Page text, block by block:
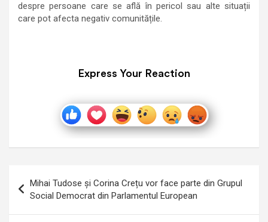
despre persoane care se află în pericol sau alte situații
care pot afecta negativ comunitățile.
Express Your Reaction
în
articole
Mihai Tudose și Corina Crețu vor face parte din Grupul
Social Democrat din Parlamentul European